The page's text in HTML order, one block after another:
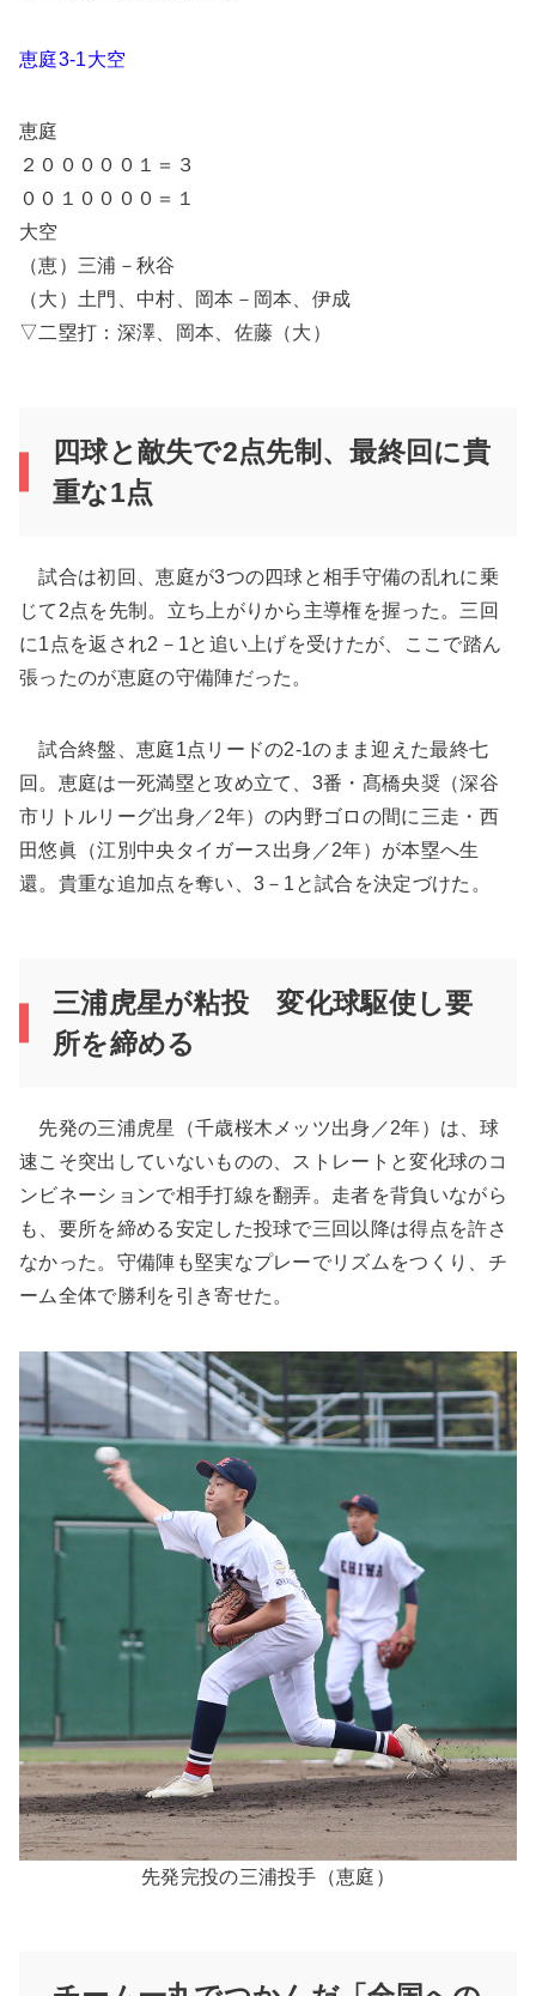
恵庭3-1大空
恵庭
２０００００１＝３
００１００００＝１
大空
（恵）三浦－秋谷
（大）土門、中村、岡本－岡本、伊成
▽二塁打：深澤、岡本、佐藤（大）
四球と敵失で2点先制、最終回に貴
重な1点
試合は初回、恵庭が3つの四球と相手守備の乱れに乗
じて2点を先制。立ち上がりから主導権を握った。三回
に1点を返され2－1と追い上げを受けたが、ここで踏ん
張ったのが恵庭の守備陣だった。
試合終盤、恵庭1点リードの2-1のまま迎えた最終七
回。恵庭は一死満塁と攻め立て、3番・髙橋央奨（深谷
市リトルリーグ出身／2年）の内野ゴロの間に三走・西
田悠眞（江別中央タイガース出身／2年）が本塁へ生
還。貴重な追加点を奪い、3－1と試合を決定づけた。
三浦虎星が粘投 変化球駆使し要
所を締める
先発の三浦虎星（千歳桜木メッツ出身／2年）は、球
速こそ突出していないものの、ストレートと変化球のコ
ンビネーションで相手打線を翻弄。走者を背負いながら
も、要所を締める安定した投球で三回以降は得点を許さ
なかった。守備陣も堅実なプレーでリズムをつくり、チ
ーム全体で勝利を引き寄せた。
先発完投の三浦投手（恵庭）